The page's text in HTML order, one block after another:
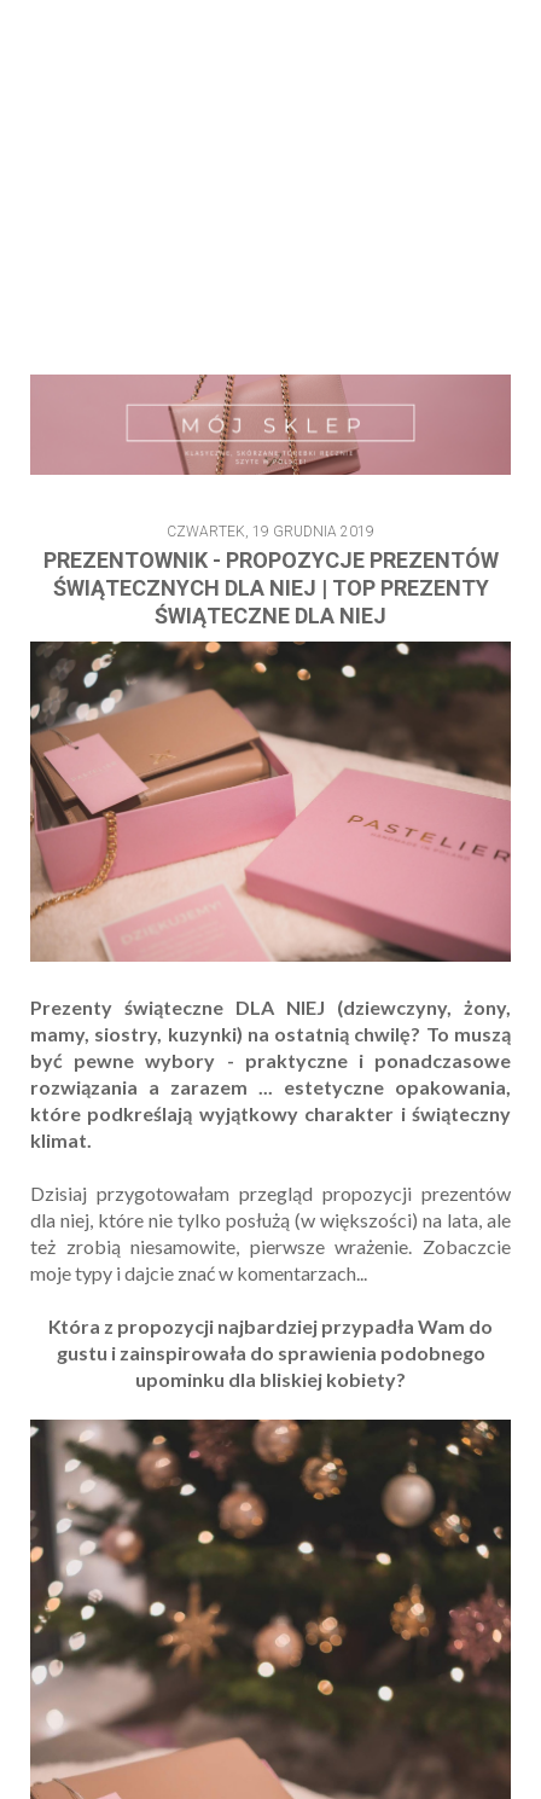
CZWARTEK, 19 GRUDNIA 2019
PREZENTOWNIK - PROPOZYCJE PREZENTÓW
ŚWIĄTECZNYCH DLA NIEJ | TOP PREZENTY
ŚWIĄTECZNE DLA NIEJ
Prezenty świąteczne DLA NIEJ (dziewczyny, żony,
mamy, siostry, kuzynki) na ostatnią chwilę? To muszą
być pewne wybory - praktyczne i ponadczasowe
rozwiązania a zarazem ... estetyczne opakowania,
które podkreślają wyjątkowy charakter i świąteczny
klimat.
Dzisiaj przygotowałam przegląd propozycji prezentów
dla niej, które nie tylko posłużą (w większości) na lata, ale
też zrobią niesamowite, pierwsze wrażenie. Zobaczcie
moje typy i dajcie znać w komentarzach...
Która z propozycji najbardziej przypadła Wam do
gustu i zainspirowała do sprawienia podobnego
upominku dla bliskiej kobiety?